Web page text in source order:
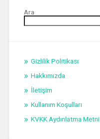
Ara
Gizlilik Politikası
Hakkımızda
İletişim
Kullanım Koşulları
KVKK Aydınlatma Metni